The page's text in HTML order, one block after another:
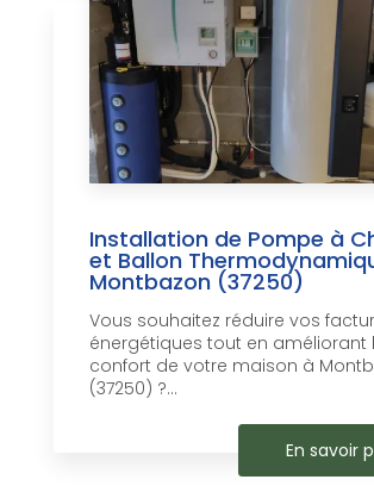
Installation de Pompe à
et Ballon
Montbazon (37250)
Vous souhaitez réduire vos
énergétiques tout en améliorant
confort de votre maison à
(37250) ?...
En savoir